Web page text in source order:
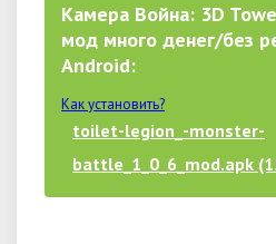
Камера Война: 3D
мод много денег/без
Android:
Как установить?
toilet-legion_-monster-
battle_1_0_6_mod.apk